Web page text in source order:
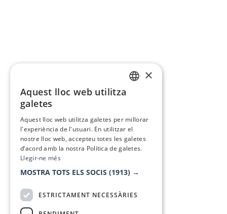
×
Aquest lloc web utilitza
galetes
Aquest lloc web utilitza galetes per millorar
l'experiència de l'usuari. En utilitzar el
nostre lloc web, accepteu totes les galetes
d’acord amb la nostra Política de galetes.
Llegir-ne més
MOSTRA TOTS ELS SOCIS (1913) →
ESTRICTAMENT NECESSÀRIES